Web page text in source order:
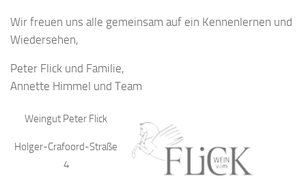
Wir freuen uns alle gemeinsam auf ein Kennenlernen und
Wiedersehen,
Peter Flick und Familie,
Annette Himmel und Team
Weingut Peter Flick
Holger-Crafoord-Straße
4